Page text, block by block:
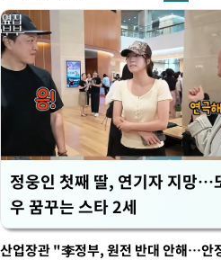
정웅인 첫째 딸, 연기자 지망…
우 꿈꾸는 스타 2세
산업장관 "李정부, 원전 반대 안해…안